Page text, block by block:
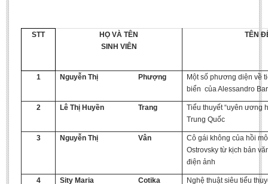
Calligraphy Club
STT
HỌ VÀ TÊN
SINH VIÊN
TÊN
1 Nguyễn Thị Phượng
Một số phương diện về
biển của Alessandro
2 Lê Thị Huyền Trang
Tiểu thuyết “uyên ương
Trung Quốc
3 Nguyễn Thị Vân
Cô gái không của hồi
Ostrovsky từ kịch bản
điện ảnh
4 Sity Maria Cotika
Nghệ thuật siêu tiểu